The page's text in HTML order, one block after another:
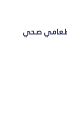
طعامي صحي